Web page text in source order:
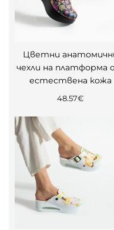
Цветни
чехли на платформа
естествена кожа
48.57€